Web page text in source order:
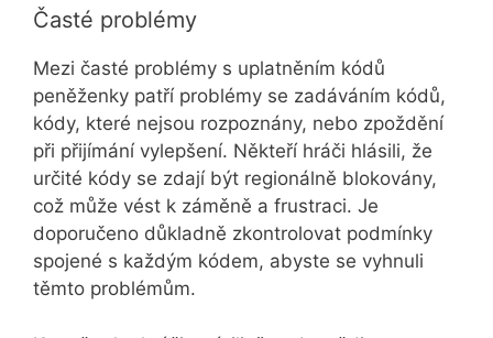
Časté problémy
Mezi časté problémy s uplatněním kódů
peněženky patří problémy se zadáváním kódů,
kódy, které nejsou rozpoznány, nebo zpoždění
při přijímání vylepšení. Někteří hráči hlásili, že
určité kódy se zdají být regionálně blokovány,
což může vést k záměně a frustraci. Je
doporučeno důkladně zkontrolovat podmínky
spojené s každým kódem, abyste se vyhnuli
těmto problémům.